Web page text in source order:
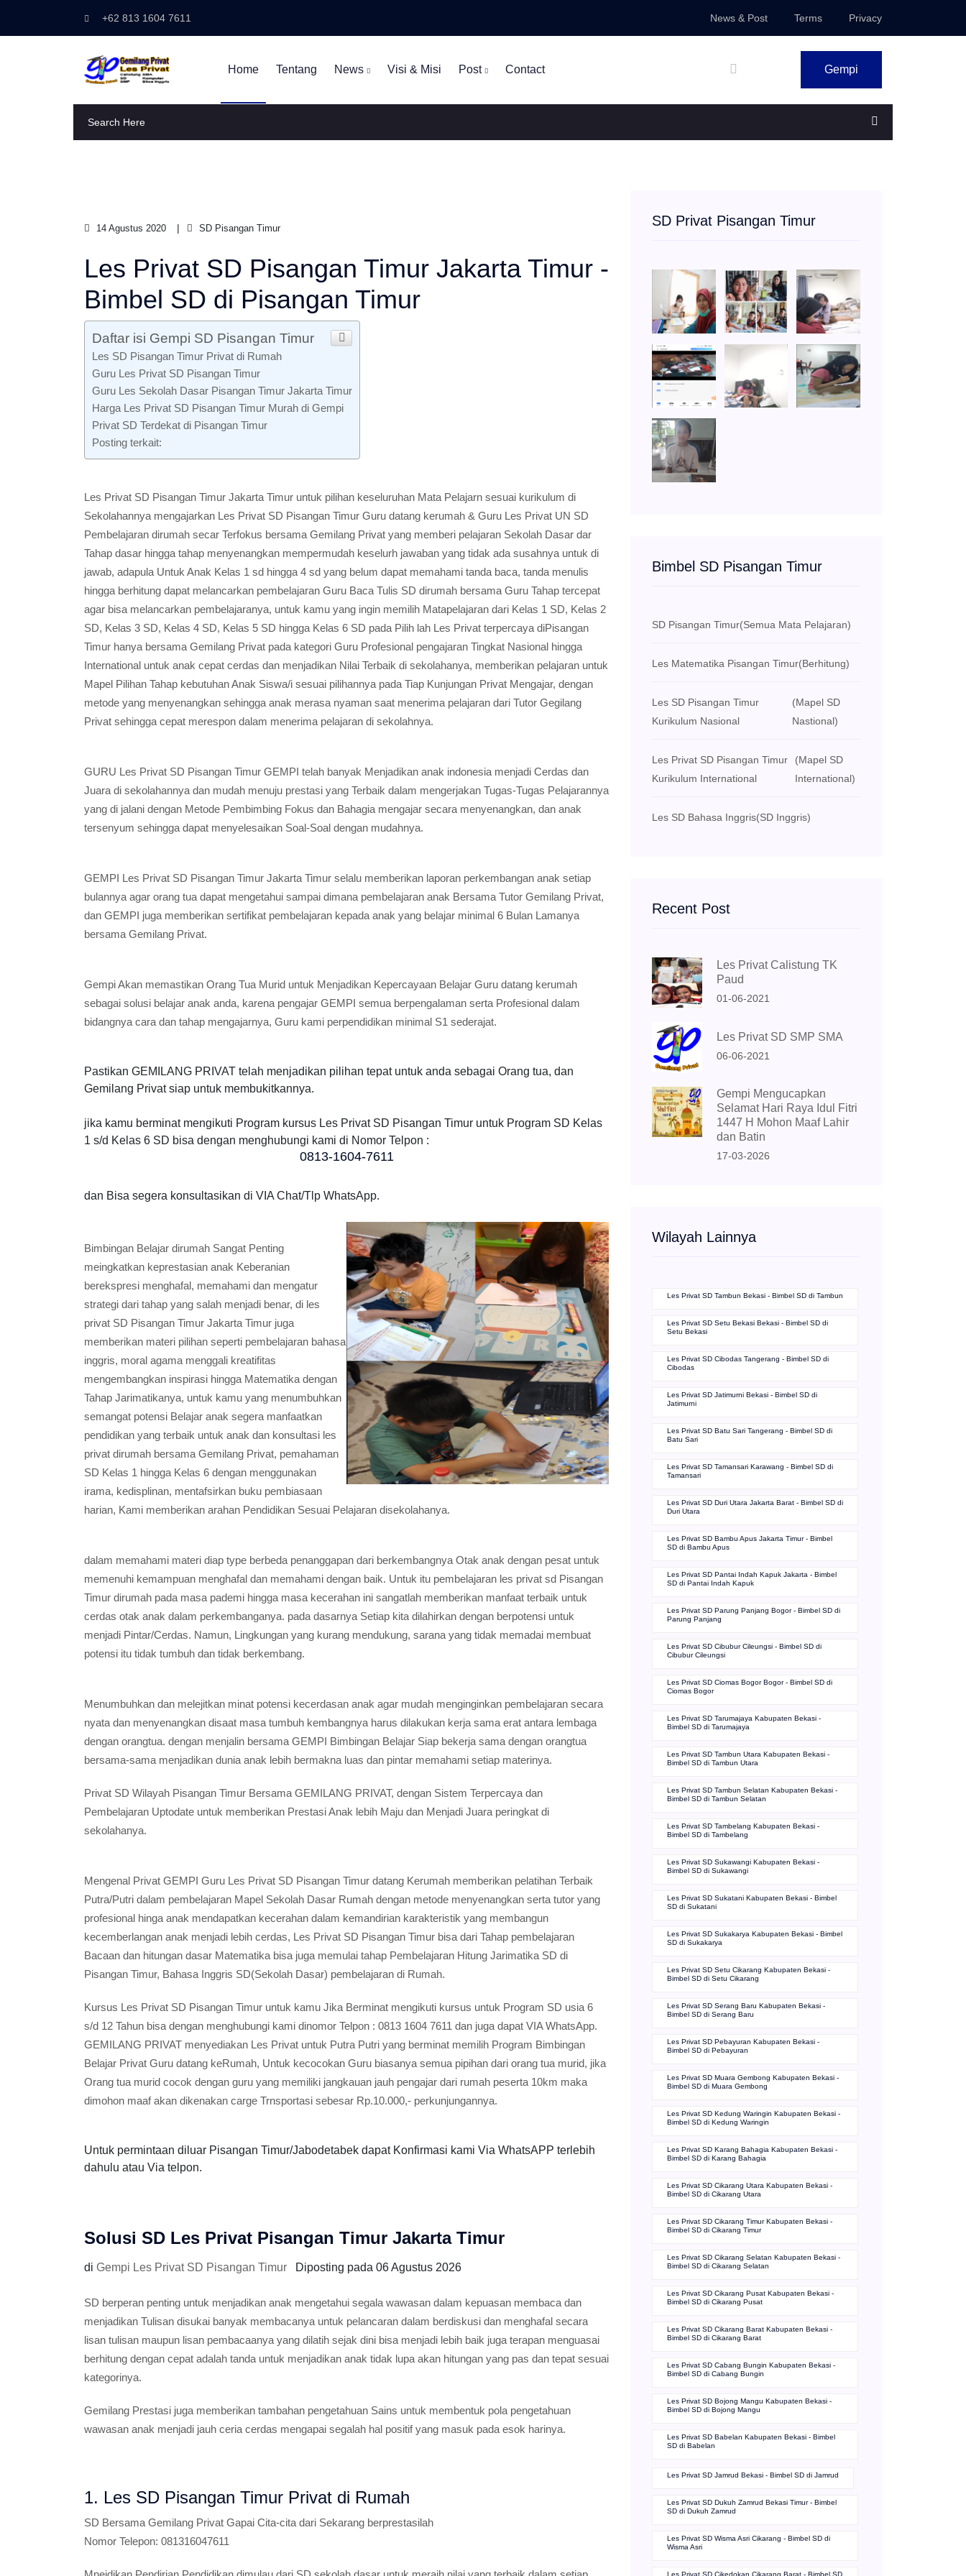
+62 813 1604 7611 News & Post Terms Privacy
Home Tentang News Visi & Misi Post Contact Gempi
14 Agustus 2020 SD Pisangan Timur
Les Privat SD Pisangan Timur Jakarta Timur -
Bimbel SD di Pisangan Timur
Daftar isi Gempi SD Pisangan Timur
Les SD Pisangan Timur Privat di Rumah
Guru Les Privat SD Pisangan Timur
Guru Les Sekolah Dasar Pisangan Timur Jakarta Timur
Harga Les Privat SD Pisangan Timur Murah di Gempi
Privat SD Terdekat di Pisangan Timur
Posting terkait:
Les Privat SD Pisangan Timur Jakarta Timur untuk pilihan keseluruhan Mata Pelajarn sesuai kurikulum di
Sekolahannya mengajarkan Les Privat SD Pisangan Timur Guru datang kerumah & Guru Les Privat UN SD
Pembelajaran dirumah secar Terfokus bersama Gemilang Privat yang memberi pelajaran Sekolah Dasar dar
Tahap dasar hingga tahap menyenangkan mempermudah keselurh jawaban yang tidak ada susahnya untuk di
jawab, adapula Untuk Anak Kelas 1 sd hingga 4 sd yang belum dapat memahami tanda baca, tanda menulis
hingga berhitung dapat melancarkan pembelajaran Guru Baca Tulis SD dirumah bersama Guru Tahap tercepat
agar bisa melancarkan pembelajaranya, untuk kamu yang ingin memilih Matapelajaran dari Kelas 1 SD, Kelas 2
SD, Kelas 3 SD, Kelas 4 SD, Kelas 5 SD hingga Kelas 6 SD pada Pilih lah Les Privat terpercaya diPisangan
Timur hanya bersama Gemilang Privat pada kategori Guru Profesional pengajaran Tingkat Nasional hingga
International untuk anak cepat cerdas dan menjadikan Nilai Terbaik di sekolahanya, memberikan pelajaran untuk
Mapel Pilihan Tahap kebutuhan Anak Siswa/i sesuai pilihannya pada Tiap Kunjungan Privat Mengajar, dengan
metode yang menyenangkan sehingga anak merasa nyaman saat menerima pelajaran dari Tutor Gegilang
Privat sehingga cepat merespon dalam menerima pelajaran di sekolahnya.
GURU Les Privat SD Pisangan Timur GEMPI telah banyak Menjadikan anak indonesia menjadi Cerdas dan
Juara di sekolahannya dan mudah menuju prestasi yang Terbaik dalam mengerjakan Tugas-Tugas Pelajarannya
yang di jalani dengan Metode Pembimbing Fokus dan Bahagia mengajar secara menyenangkan, dan anak
tersenyum sehingga dapat menyelesaikan Soal-Soal dengan mudahnya.
GEMPI Les Privat SD Pisangan Timur Jakarta Timur selalu memberikan laporan perkembangan anak setiap
bulannya agar orang tua dapat mengetahui sampai dimana pembelajaran anak Bersama Tutor Gemilang Privat,
dan GEMPI juga memberikan sertifikat pembelajaran kepada anak yang belajar minimal 6 Bulan Lamanya
bersama Gemilang Privat.
Gempi Akan memastikan Orang Tua Murid untuk Menjadikan Kepercayaan Belajar Guru datang kerumah
sebagai solusi belajar anak anda, karena pengajar GEMPI semua berpengalaman serta Profesional dalam
bidangnya cara dan tahap mengajarnya, Guru kami perpendidikan minimal S1 sederajat.
Pastikan GEMILANG PRIVAT telah menjadikan pilihan tepat untuk anda sebagai Orang tua, dan
Gemilang Privat siap untuk membukitkannya.
jika kamu berminat mengikuti Program kursus Les Privat SD Pisangan Timur untuk Program SD Kelas
1 s/d Kelas 6 SD bisa dengan menghubungi kami di Nomor Telpon :
0813-1604-7611
dan Bisa segera konsultasikan di VIA Chat/Tlp WhatsApp.
Bimbingan Belajar dirumah Sangat Penting
meingkatkan keprestasian anak Keberanian
berekspresi menghafal, memahami dan mengatur
strategi dari tahap yang salah menjadi benar, di les
privat SD Pisangan Timur Jakarta Timur juga
memberikan materi pilihan seperti pembelajaran bahasa
inggris, moral agama menggali kreatifitas
mengembangkan inspirasi hingga Matematika dengan
Tahap Jarimatikanya, untuk kamu yang menumbuhkan
semangat potensi Belajar anak segera manfaatkan
pendidikan yang terbaik untuk anak dan konsultasi les
privat dirumah bersama Gemilang Privat, pemahaman
SD Kelas 1 hingga Kelas 6 dengan menggunakan
irama, kedisplinan, mentafsirkan buku pembiasaan
harian, Kami memberikan arahan Pendidikan Sesuai Pelajaran disekolahanya.
dalam memahami materi diap type berbeda penanggapan dari berkembangnya Otak anak dengan pesat untuk
memenuhi kemampuan menghafal dan memahami dengan baik. Untuk itu pembelajaran les privat sd Pisangan
Timur dirumah pada masa pademi hingga masa kecerahan ini sangatlah memberikan manfaat terbaik untuk
cerdas otak anak dalam perkembanganya. pada dasarnya Setiap kita dilahirkan dengan berpotensi untuk
menjadi Pintar/Cerdas. Namun, Lingkungan yang kurang mendukung, sarana yang tidak memadai membuat
potensi itu tidak tumbuh dan tidak berkembang.
Menumbuhkan dan melejitkan minat potensi kecerdasan anak agar mudah menginginkan pembelajaran secara
nyata dan menyenangkan disaat masa tumbuh kembangnya harus dilakukan kerja sama erat antara lembaga
dengan orangtua. dengan menjalin bersama GEMPI Bimbingan Belajar Siap bekerja sama dengan orangtua
bersama-sama menjadikan dunia anak lebih bermakna luas dan pintar memahami setiap materinya.
Privat SD Wilayah Pisangan Timur Bersama GEMILANG PRIVAT, dengan Sistem Terpercaya dan
Pembelajaran Uptodate untuk memberikan Prestasi Anak lebih Maju dan Menjadi Juara peringkat di
sekolahanya.
Mengenal Privat GEMPI Guru Les Privat SD Pisangan Timur datang Kerumah memberikan pelatihan Terbaik
Putra/Putri dalam pembelajaran Mapel Sekolah Dasar Rumah dengan metode menyenangkan serta tutor yang
profesional hinga anak mendapatkan kecerahan dalam kemandirian karakteristik yang membangun
kecemberlangan anak menjadi lebih cerdas, Les Privat SD Pisangan Timur bisa dari Tahap pembelajaran
Bacaan dan hitungan dasar Matematika bisa juga memulai tahap Pembelajaran Hitung Jarimatika SD di
Pisangan Timur, Bahasa Inggris SD(Sekolah Dasar) pembelajaran di Rumah.
Kursus Les Privat SD Pisangan Timur untuk kamu Jika Berminat mengikuti kursus untuk Program SD usia 6
s/d 12 Tahun bisa dengan menghubungi kami dinomor Telpon : 0813 1604 7611 dan juga dapat VIA WhatsApp.
GEMILANG PRIVAT menyediakan Les Privat untuk Putra Putri yang berminat memilih Program Bimbingan
Belajar Privat Guru datang keRumah, Untuk kecocokan Guru biasanya semua pipihan dari orang tua murid, jika
Orang tua murid cocok dengan guru yang memiliki jangkauan jauh pengajar dari rumah peserta 10km maka
dimohon maaf akan dikenakan carge Trnsportasi sebesar Rp.10.000,- perkunjungannya.
Untuk permintaan diluar Pisangan Timur/Jabodetabek dapat Konfirmasi kami Via WhatsAPP terlebih
dahulu atau Via telpon.
Solusi SD Les Privat Pisangan Timur Jakarta Timur
di Gempi Les Privat SD Pisangan Timur Diposting pada 06 Agustus 2026
SD berperan penting untuk menjadikan anak mengetahui segala wawasan dalam kepuasan membaca dan
menjadikan Tulisan disukai banyak membacanya untuk pelancaran dalam berdiskusi dan menghafal secara
lisan tulisan maupun lisan pembacaanya yang dilatih sejak dini bisa menjadi lebih baik juga terapan menguasai
berhitung dengan cepat adalah tanda untuk menjadikan anak tidak lupa akan hitungan yang pas dan tepat sesuai
kategorinya.
Gemilang Prestasi juga memberikan tambahan pengetahuan Sains untuk membentuk pola pengetahuan
wawasan anak menjadi jauh ceria cerdas mengapai segalah hal positif yang masuk pada esok harinya.
1. Les SD Pisangan Timur Privat di Rumah
SD Bersama Gemilang Privat Gapai Cita-cita dari Sekarang berprestasilah
Nomor Telepon: 081316047611
SD Privat Pisangan Timur
Bimbel SD Pisangan Timur
SD Pisangan Timur(Semua Mata Pelajaran)
Les Matematika Pisangan Timur(Berhitung)
Les SD Pisangan Timur
Kurikulum Nasional
(Mapel SD
Nastional)
Les Privat SD Pisangan Timur
Kurikulum International
(Mapel SD
International)
Les SD Bahasa Inggris(SD Inggris)
Recent Post
Les Privat Calistung TK
Paud
01-06-2021
Les Privat SD SMP SMA
06-06-2021
Gempi Mengucapkan
Selamat Hari Raya Idul Fitri
1447 H Mohon Maaf Lahir
dan Batin
17-03-2026
Wilayah Lainnya
Les Privat SD Tambun Bekasi - Bimbel SD di Tambun
Les Privat SD Setu Bekasi Bekasi - Bimbel SD di
Setu Bekasi
Les Privat SD Cibodas Tangerang - Bimbel SD di
Cibodas
Les Privat SD Jatimurni Bekasi - Bimbel SD di
Jatimurni
Les Privat SD Batu Sari Tangerang - Bimbel SD di
Batu Sari
Les Privat SD Tamansari Karawang - Bimbel SD di
Tamansari
Les Privat SD Duri Utara Jakarta Barat - Bimbel SD di
Duri Utara
Les Privat SD Bambu Apus Jakarta Timur - Bimbel
SD di Bambu Apus
Les Privat SD Pantai Indah Kapuk Jakarta - Bimbel
SD di Pantai Indah Kapuk
Les Privat SD Parung Panjang Bogor - Bimbel SD di
Parung Panjang
Les Privat SD Cibubur Cileungsi - Bimbel SD di
Cibubur Cileungsi
Les Privat SD Ciomas Bogor Bogor - Bimbel SD di
Ciomas Bogor
Les Privat SD Tarumajaya Kabupaten Bekasi -
Bimbel SD di Tarumajaya
Les Privat SD Tambun Utara Kabupaten Bekasi -
Bimbel SD di Tambun Utara
Les Privat SD Tambun Selatan Kabupaten Bekasi -
Bimbel SD di Tambun Selatan
Les Privat SD Tambelang Kabupaten Bekasi -
Bimbel SD di Tambelang
Les Privat SD Sukawangi Kabupaten Bekasi -
Bimbel SD di Sukawangi
Les Privat SD Sukatani Kabupaten Bekasi - Bimbel
SD di Sukatani
Les Privat SD Sukakarya Kabupaten Bekasi - Bimbel
SD di Sukakarya
Les Privat SD Setu Cikarang Kabupaten Bekasi -
Bimbel SD di Setu Cikarang
Les Privat SD Serang Baru Kabupaten Bekasi -
Bimbel SD di Serang Baru
Les Privat SD Pebayuran Kabupaten Bekasi -
Bimbel SD di Pebayuran
Les Privat SD Muara Gembong Kabupaten Bekasi -
Bimbel SD di Muara Gembong
Les Privat SD Kedung Waringin Kabupaten Bekasi -
Bimbel SD di Kedung Waringin
Les Privat SD Karang Bahagia Kabupaten Bekasi -
Bimbel SD di Karang Bahagia
Les Privat SD Cikarang Utara Kabupaten Bekasi -
Bimbel SD di Cikarang Utara
Les Privat SD Cikarang Timur Kabupaten Bekasi -
Bimbel SD di Cikarang Timur
Les Privat SD Cikarang Selatan Kabupaten Bekasi -
Bimbel SD di Cikarang Selatan
Les Privat SD Cikarang Pusat Kabupaten Bekasi -
Bimbel SD di Cikarang Pusat
Les Privat SD Cikarang Barat Kabupaten Bekasi -
Bimbel SD di Cikarang Barat
Les Privat SD Cabang Bungin Kabupaten Bekasi -
Bimbel SD di Cabang Bungin
Les Privat SD Bojong Mangu Kabupaten Bekasi -
Bimbel SD di Bojong Mangu
Les Privat SD Babelan Kabupaten Bekasi - Bimbel
SD di Babelan
Les Privat SD Jamrud Bekasi - Bimbel SD di Jamrud
Les Privat SD Dukuh Zamrud Bekasi Timur - Bimbel
SD di Dukuh Zamrud
Les Privat SD Wisma Asri Cikarang - Bimbel SD di
Wisma Asri
Les Privat SD Cikedokan Cikarang Barat - Bimbel SD